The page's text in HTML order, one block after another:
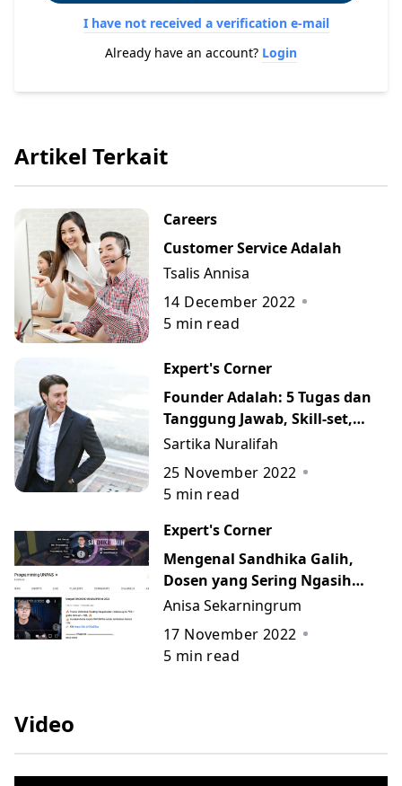
I have not received a verification e-mail
Already have an account? Login
Artikel Terkait
Careers
Customer Service Adalah
Tsalis Annisa
14 December 2022
5 min read
Expert's Corner
Founder Adalah: 5 Tugas dan
Tanggung Jawab, Skill-set,
serta Perbedaannya dengan
Sartika Nuralifah
25 November 2022
5 min read
Expert's Corner
Mengenal Sandhika Galih,
Dosen yang Sering Ngasih
Ilmu tentang Web
Anisa Sekarningrum
17 November 2022
5 min read
Video